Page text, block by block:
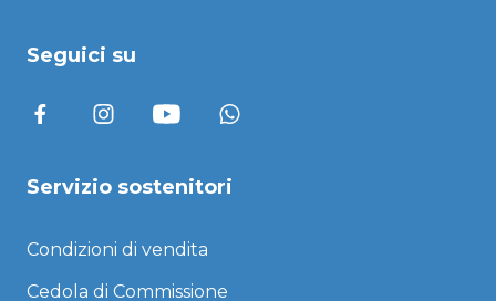
Seguici su
Servizio sostenitori
Condizioni di vendita
Cedola di Commissione